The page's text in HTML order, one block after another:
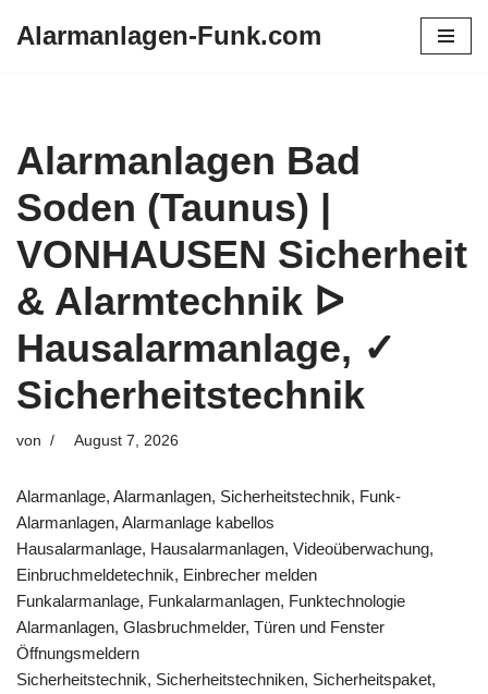
Alarmanlagen-Funk.com
Alarmanlagen Bad
Soden (Taunus) |
VONHAUSEN Sicherheit
& Alarmtechnik ᐅ
Hausalarmanlage, ✓
Sicherheitstechnik
von August 7, 2026
Alarmanlage, Alarmanlagen, Sicherheitstechnik, Funk-
Alarmanlagen, Alarmanlage kabellos
Hausalarmanlage, Hausalarmanlagen, Videoüberwachung,
Einbruchmeldetechnik, Einbrecher melden
Funkalarmanlage, Funkalarmanlagen, Funktechnologie
Alarmanlagen, Glasbruchmelder, Türen und Fenster
Öffnungsmeldern
Sicherheitstechnik, Sicherheitstechniken, Sicherheitspaket,